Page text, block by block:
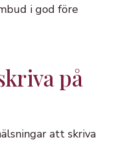
i god före
på
att skriva